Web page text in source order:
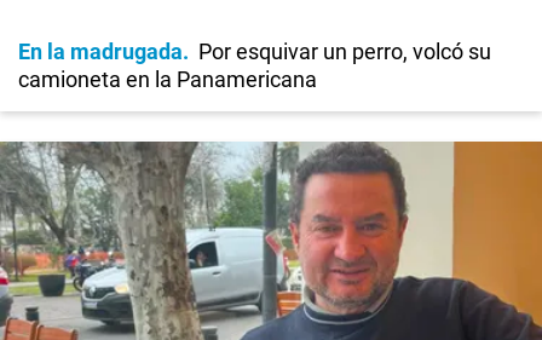
En la madrugada
Por esquivar un perro, volcó su
camioneta en la Panamericana